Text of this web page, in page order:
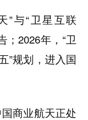
”与“卫星互联
；2026年，“卫
”规划，进入国
商业航天正处